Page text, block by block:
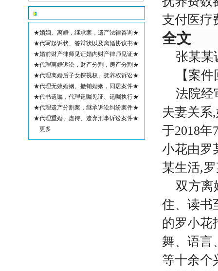
★婚姻、离婚，继承案，遗产法律咨询★
★代写起诉状、答辩状以及离婚协议书★
★婚前财产律师见证婚内财产律师见证★
★代理离婚诉讼，财产分割，房产分割★
★代理离婚后子女探视权、抚养权诉讼★
★代理无效婚姻、撤销婚姻，同居案件★
★代书遗嘱，代理遗嘱见证、遗嘱执行★
★代理遗产分割案，继承诉讼纠纷案件★
★代理重婚、虐待、遗弃刑事诉讼案件★
更多
支付医疗
全文
张某某
【案
法院经
夫妻关系
于2018
小花由罗
某生活,
双方离
住、读书
的罗小花
舞、语言
等十余个